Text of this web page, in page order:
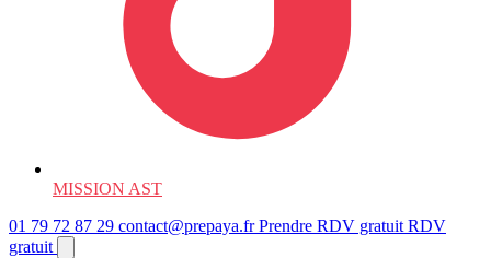
MISSION AST
01 79 72 87 29 contact@prepaya.frPrendre RDV gratuit RDV
gratuit